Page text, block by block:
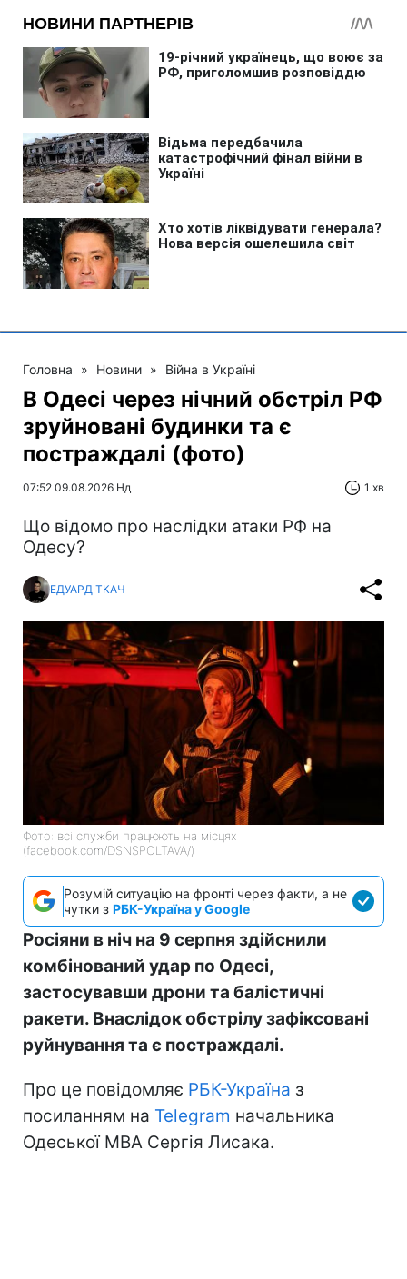
Головна » Новини » Війна в Україні
В Одесі через нічний обстріл РФ
зруйновані будинки та є
постраждалі (фото)
07:52 09.08.2026 Нд 1 хв
Що відомо про наслідки атаки РФ на
Одесу?
ЕДУАРД ТКАЧ
Фото: всі служби працюють на місцях
(facebook.com/DSNSPOLTAVA/)
Розумій ситуацію на фронті через факти, а не
чутки з РБК-Україна у Google
Росіяни в ніч на 9 серпня здійснили
комбінований удар по Одесі,
застосувавши дрони та балістичні
ракети. Внаслідок обстрілу зафіксовані
руйнування та є постраждалі.
Про це повідомляє РБК-Україна з
посиланням на Telegram начальника
Одеської МВА Сергія Лисака.